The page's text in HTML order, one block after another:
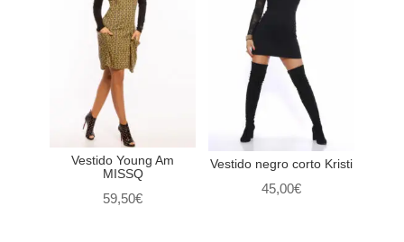
Vestido Young Am
MISSQ
59,50€
Vestido negro corto Kristi
45,00€